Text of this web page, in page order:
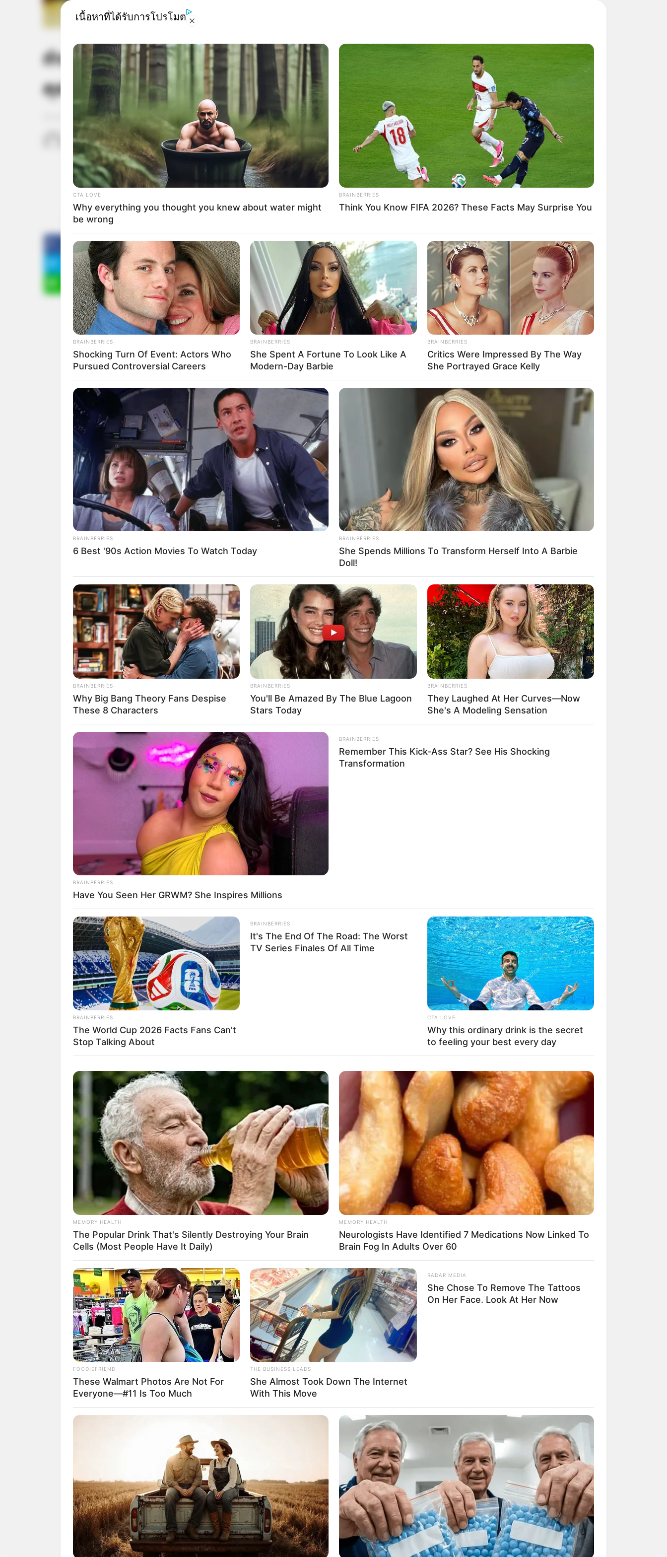
ทำนาย สิ่งที่กำลังจะเกิดขึ้นกับตัวคุณ จากผลไม้ที่
คุณกำลังนึกอยากกิน
ดูดวง/ ทำนาย สิ่งที่กำลังจะเกิดขึ้นกับตัวคุณ จากผลไม้ที่คุณกำลังนึกอยากกิน
เจ้าหมอดู 24 ส.ค. 2019 9
ทำนาย
ไม่ต้องลองดูนะ..
ถ้าคุณกำลังนึกอยากกิน สตรอเบอรี่
ทำนายว่า.. คุณกำลังจะได้รับมอบหมายงานใหม่ๆ ซึ่งเป็นงานที่คุณเคยตั้งความหวังเอา
ไว้มานาน และพยายามมาตลอด ยินดีด้วยเพราะความฝันของคุณกำลังจะเป็นจริง ที่
สำคัญคือภายในไม่กี่วันนี้ คุณจะได้พบกับใครคนหนึ่งที่คุณเคยอยากพบมานาน
ถ้าคุณกำลังนึกอยากกิน
ทำนายว่า.. สิ่งที่คุณได้วางแผนและตั้งใจกับมันเต็มที่ จะได้รับความสนใจและมีคนเห็น
พรสวรรค์ที่แท้จริงในตัวคุณ ทั้งยังจะได้รับข่าวดีแบบไม่ทันตั้งตัว แต่สิ่งที่ต้องระวังเป็น
พิเศษก็คือพยายามอย่าเชื่อคนง่าย เพราะผลที่ตามมาอาจเป็นสิ่งที่คุณคาดไม่ถึงเชียวล่ะ
ถ้าคุณกำลังนึกอยากกินแอปเปิ้ล
ทำนายว่า.. คุณกำลังจะได้พบรักใหม่ในที่ทำงาน หรือจากการทำกิจกรรมต่างๆ ร่วมกัน
เป็นความรักที่สานสัมพันธ์จากความเป็นเพื่อนร่วมงานที่ช่วยเหลือเกื้อกูลซึ่งกันและกัน
ในช่วงนี้คุณจะมีไอเดียอันบรรเจิดเกิดขึ้น แต่ควรระวังเรื่องคำพูด เพราะมันอาจทำลาย
สัมพันธภาพที่ดีได้ ถึงแม้คุณจะไม่ได้ตั้งใจก็ตาม
ถ้าคุณกำลังนึกอยากกิน เชอรี่
ทำนายว่า.. ช่วงนี้คุณค่อนข้างจะใจร้อน ฉุนเฉียวง่าย อะไรที่คาดหวังไว้ก็ยังไม่สมหวัง
คุณจะมีโอกาสได้เดินทางไกลและได้รับของมีค่าที่ถูกใจ ชนิดที่ทำให้ยิ้มแก้มปริเลยล่ะ
ถ้าคุณกำลังนึกอยากกิน น้อยหน่า
ทำนายว่า.. คุณกำลังรู้สึกรำคาญใจเป็นอย่างมาก แถมยังเบื่อสุดๆ อยากที่จะหนีออกไป
ให้พ้นจากคนจู้จี้ขี้บ่น ถึงแม้คุณจะเป็นคนที่ชอบสังคมก็จริง แต่คุณไม่ชอบคนที่พูดมาก
น่ารำคาญ ในช่วงนี้คุณต้องระวังโรคผื่นคันหรือภูมิแพ้เอาไว้ งดเที่ยวและตั้งใจทำงานขึ้น
อีกนิด แล้วคุณจะได้รับข่าวดี
ถ้าคุณกำลังนึกอยากกิน มะละกอ
ทำนายว่า.. กำลังจะมีสิ่งมีชีวิตตัวน้อยๆ เกิดขึ้นที่บ้านของคุณ และจะมีโอกาสได้ท่อง
เที่ยวทางน้ำ ช่วงนี้มีแต่เรื่องเครียดๆ เกิดขึ้นกับคุณ อดทนเอาไว้ก่อน เรื่องดีๆ มักเดิน
ทางตามเรื่องร้ายๆ มาเสมอ อย่าเก็บกดหรือเครียดมากไป ควรหาอะไรทำให้สดชื่นเข้าไว้
ที่สำคัญไม่ควรโกรธแค้นหรือจะจำเรื่องร้ายๆ ไว้กับตัว
ถ้าคุณกำลังนึกอยากกิน สับประรด
ทำนายว่า.. คุณกำลังถูกจับตามองจากทุกทิศทาง คงรู้สึกอึดอัดบ้าง แต่ก็เพราะว่าคุณ
เป็นความหวังของหลายๆ คน สำหรับโครงการที่คุณได้ทำ คุณจะพิสูจน์ให้โลกได้รู้ว่าคุณ
แน่แค่ไหน ในช่วงนี้สัมผัสพิเศษคุณไวมาก หากใครมาทำอะไรไม่ดีกับคุณแล้วล่ะก็ โดน
แน่ๆ
ถ้าคุณกำลังนึกอยากกิน มะพร้าว
ทำนายว่า.. คุณกำลังจะได้พาคนสำคัญไปเที่ยวพักผ่อนให้เย็นใจ ช่วงนี้อยู่กับที่ไม่ได้ เรียก
ได้ว่าชีพจรลงเท้ากันเลยทีเดียว อีกอย่างคุณคงไม่รู้ใช่ไหมว่ากำลังมีคนแอบชอบคุณอยู่
ถ้าไม่เชื่อให้รอไปเลย 1 สัปดาห์ รับรองได้รู้แน่
เนื้อหาที่ได้รับการโปรโมต
CTA LOVE
Why everything you thought you knew about water might
be wrong
BRAINBERRIES
Think You Know FIFA 2026? These Facts May Surprise You
BRAINBERRIES
Shocking Turn Of Event: Actors Who
Pursued Controversial Careers
BRAINBERRIES
She Spent A Fortune To Look Like A
Modern-Day Barbie
BRAINBERRIES
Critics Were Impressed By The Way
She Portrayed Grace Kelly
BRAINBERRIES
6 Best '90s Action Movies To Watch Today
BRAINBERRIES
She Spends Millions To Transform Herself Into A Barbie
Doll!
BRAINBERRIES
Why Big Bang Theory Fans Despise
These 8 Characters
BRAINBERRIES
You'll Be Amazed By The Blue Lagoon
Stars Today
BRAINBERRIES
They Laughed At Her Curves—Now
She's A Modeling Sensation
BRAINBERRIES
Have You Seen Her GRWM? She Inspires Millions
BRAINBERRIES
Remember This Kick-Ass Star? See His Shocking
Transformation
BRAINBERRIES
The World Cup 2026 Facts Fans Can't
Stop Talking About
BRAINBERRIES
It's The End Of The Road: The Worst
TV Series Finales Of All Time
CTA LOVE
Why this ordinary drink is the secret
to feeling your best every day
MEMORY HEALTH
The Popular Drink That's Silently Destroying Your Brain
Cells (Most People Have It Daily)
MEMORY HEALTH
Neurologists Have Identified 7 Medications Now Linked To
Brain Fog In Adults Over 60
FOODIEFRIEND
These Walmart Photos Are Not For
Everyone—#11 Is Too Much
THE BUSINESS LEADS
She Almost Took Down The Internet
With This Move
RADAR MEDIA
She Chose To Remove The Tattoos
On Her Face. Look At Her Now